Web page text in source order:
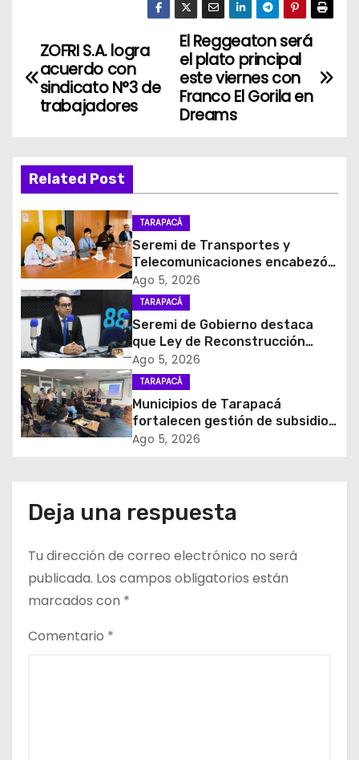
N
a
g
a
c
i
ó
n
d
e
t
r
a
El Reggeaton será
el plato principal
este viernes con
Franco El Gorila en
Dreams
ZOFRI S.A. logra
acuerdo con
sindicato N°3 de
trabajadores
Related Post
TARAPACÁ
Seremi de Transportes y
Telecomunicaciones encabezó
primera mesa de coordinación
para el retiro de cables en
desuso en Iquique
Ago 5, 2026
TARAPACÁ
Seremi de Gobierno destaca
que Ley de Reconstrucción
Nacional impulsará la inversión
y el empleo en Tarapacá
Ago 5, 2026
TARAPACÁ
Municipios de Tarapacá
fortalecen gestión de subsidios
de agua potable en jornada
Ago 5, 2026
Deja una respuesta
Tu dirección de correo electrónico no será
publicada. Los campos obligatorios están
marcados con *
Comentario *